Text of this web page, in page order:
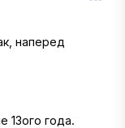
наперед
13ого года.